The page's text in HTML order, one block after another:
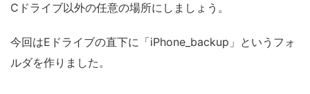
Cドライブ以外の任意の場所にしましょう。
今回はEドライブの直下に「iPhone_backup」というフォ
ルダを作りました。